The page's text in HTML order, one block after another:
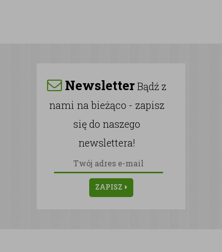
NewsletterBądź z
nami na bieżąco - zapisz
się do naszego
newslettera!
ZAPISZ